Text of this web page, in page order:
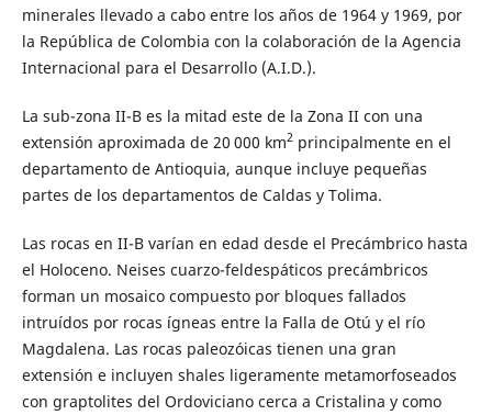
minerales llevado a cabo entre los años de 1964 y 1969, por
la República de Colombia con la colaboración de la Agencia
Internacional para el Desarrollo (A.I.D.).
La sub-zona II-B es la mitad este de la Zona II con una
extensión aproximada de 20 000 km2principalmente en el
departamento de Antioquia, aunque incluye pequeñas
partes de los departamentos de Caldas y Tolima.
Las rocas en II-B varían en edad desde el Precámbrico hasta
el Holoceno. Neises cuarzo-feldespáticos precámbricos
forman un mosaico compuesto por bloques fallados
intruídos por rocas ígneas entre la Falla de Otú y el río
Magdalena. Las rocas paleozóicas tienen una gran
extensión e incluyen shales ligeramente metamorfoseados
con graptolites del Ordoviciano cerca a Cristalina y como